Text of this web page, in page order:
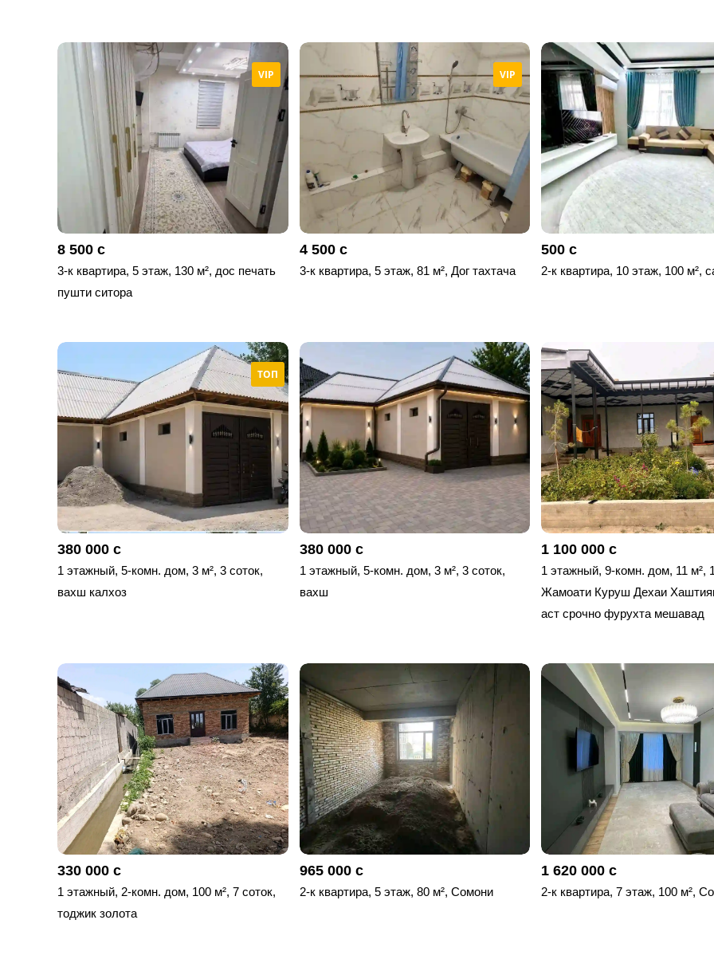
VIP
8 500 с
3-к квартира, 5 этаж, 130 м², дос печать
пушти ситора
VIP
4 500 с
3-к квартира, 5 этаж, 81 м², Дог тахтача
500 с
2-к квартира, 10 этаж, 100 м²,
ТОП
380 000 с
1 этажный, 5-комн. дом, 3 м², 3 соток,
вахш калхоз
380 000 с
1 этажный, 5-комн. дом, 3 м², 3 соток,
вахш
1 100 000 с
1 этажный, 9-комн. дом, 11 м²,
Жамоати Куруш Дехаи
аст срочно фурухта мешавад
330 000 с
1 этажный, 2-комн. дом, 100 м², 7 соток,
тоджик золота
965 000 с
2-к квартира, 5 этаж, 80 м², Сомони
1 620 000 с
2-к квартира, 7 этаж, 100 м²,